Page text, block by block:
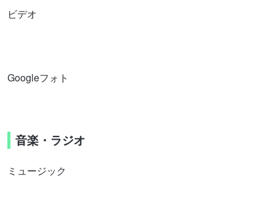
ビデオ
Googleフォト
音楽・ラジオ
ミュージック